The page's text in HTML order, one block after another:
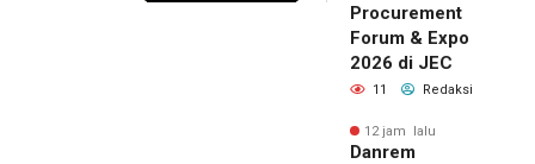
Procurement
Forum & Expo
2026 di JEC
11 Redaksi
12 jam lalu
Danrem